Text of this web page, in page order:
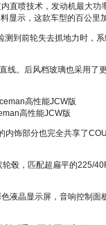
喷技术，发动机最大
显示，这款车型的百公里
到前轮失去抓地力时
。后风档玻璃也采用
高性能JCW版
饰部分也完全共享了
，匹配超扁平的225/
晶显示屏，音响控制